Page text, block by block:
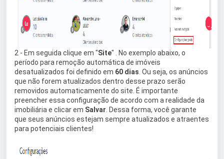
2 - Em seguida clique em "Site" . No exemplo abaixo, o
período para remoção automática de imóveis
desatualizados foi definido em 60 dias . Ou seja, os anúncios
que não forem atualizados dentro desse prazo serão
removidos automaticamente do site. É importante
preencher essa configuração de acordo com a realidade da
imobiliária e clicar em Salvar . Dessa forma, você garante
que seus anúncios estejam sempre atualizados e atraentes
para potenciais clientes!